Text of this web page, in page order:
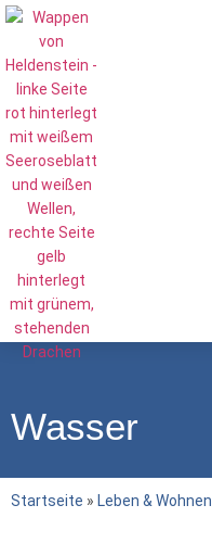
Wasser
Startseite » Leben & Wohnen